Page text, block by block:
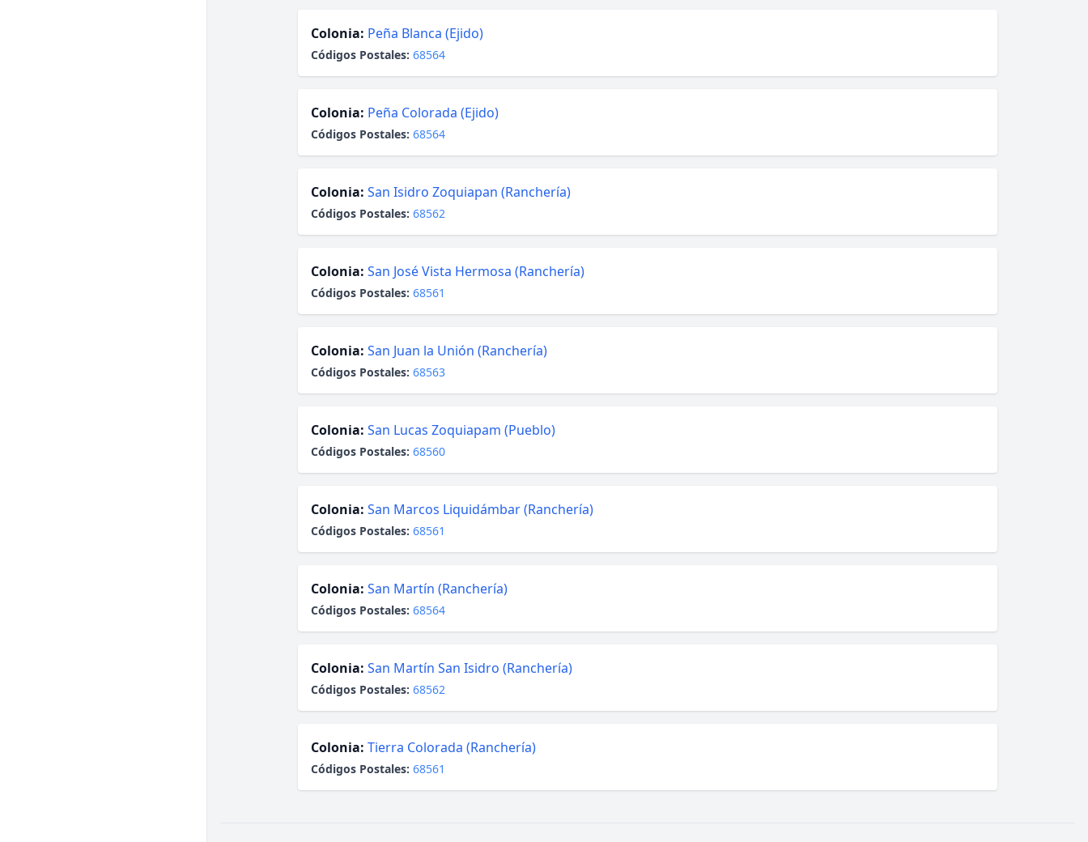
Colonia: Peña Blanca (Ejido)
Códigos Postales: 68564
Colonia: Peña Colorada (Ejido)
Códigos Postales: 68564
Colonia: San Isidro Zoquiapan (Ranchería)
Códigos Postales: 68562
Colonia: San José Vista Hermosa (Ranchería)
Códigos Postales: 68561
Colonia: San Juan la Unión (Ranchería)
Códigos Postales: 68563
Colonia: San Lucas Zoquiapam (Pueblo)
Códigos Postales: 68560
Colonia: San Marcos Liquidámbar (Ranchería)
Códigos Postales: 68561
Colonia: San Martín (Ranchería)
Códigos Postales: 68564
Colonia: San Martín San Isidro (Ranchería)
Códigos Postales: 68562
Colonia: Tierra Colorada (Ranchería)
Códigos Postales: 68561